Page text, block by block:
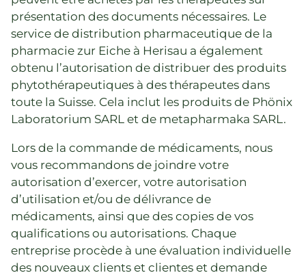
présentation des documents nécessaires. Le
service de distribution pharmaceutique de la
pharmacie zur Eiche à Herisau a également
obtenu l’autorisation de distribuer des produits
phytothérapeutiques à des thérapeutes dans
toute la Suisse. Cela inclut les produits de Phönix
Laboratorium SARL et de metapharmaka SARL.
Lors de la commande de médicaments, nous
vous recommandons de joindre votre
autorisation d’exercer, votre autorisation
d’utilisation et/ou de délivrance de
médicaments, ainsi que des copies de vos
qualifications ou autorisations. Chaque
entreprise procède à une évaluation individuelle
des nouveaux clients et clientes et demande